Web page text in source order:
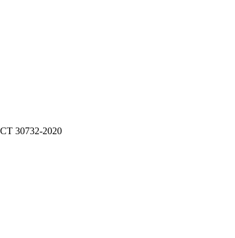
30732-2020